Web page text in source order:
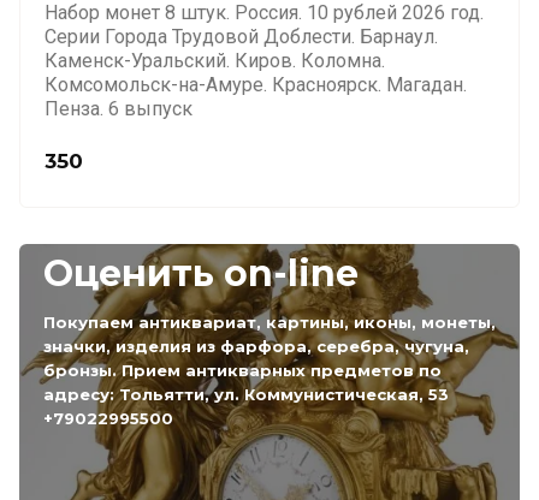
Набор монет 8 штук. Россия. 10 рублей 2026 год.
Серии Города Трудовой Доблести. Барнаул.
Каменск-Уральский. Киров. Коломна.
Комсомольск-на-Амуре. Красноярск. Магадан.
Пенза. 6 выпуск
350
Оценить on-line
Покупаем антиквариат, картины, иконы, монеты,
значки, изделия из фарфора, серебра, чугуна,
бронзы. Прием антикварных предметов по
адресу: Тольятти, ул. Коммунистическая, 53
+79022995500